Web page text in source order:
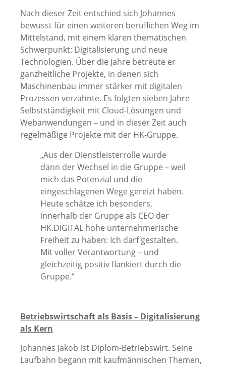
Nach dieser Zeit entschied sich Johannes
bewusst für einen weiteren beruflichen Weg im
Mittelstand, mit einem klaren thematischen
Schwerpunkt: Digitalisierung und neue
Technologien. Über die Jahre betreute er
ganzheitliche Projekte, in denen sich
Maschinenbau immer stärker mit digitalen
Prozessen verzahnte. Es folgten sieben Jahre
Selbstständigkeit mit Cloud-Lösungen und
Webanwendungen – und in dieser Zeit auch
regelmäßige Projekte mit der HK-Gruppe.
„Aus der Dienstleisterrolle wurde
dann der Wechsel in die Gruppe – weil
mich das Potenzial und die
eingeschlagenen Wege gereizt haben.
Heute schätze ich besonders,
innerhalb der Gruppe als CEO der
HK.DIGITAL hohe unternehmerische
Freiheit zu haben: Ich darf gestalten.
Mit voller Verantwortung – und
gleichzeitig positiv flankiert durch die
Gruppe.“
Betriebswirtschaft als Basis – Digitalisierung
als Kern
Johannes Jakob ist Diplom-Betriebswirt. Seine
Laufbahn begann mit kaufmännischen Themen,